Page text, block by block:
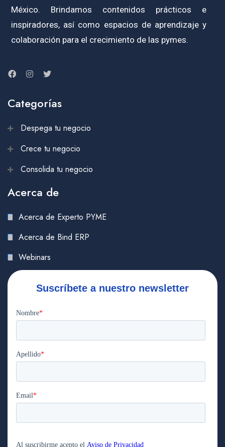
México. Brindamos contenidos prácticos e
inspiradores, así como espacios de aprendizaje y
colaboración para el crecimiento de las pymes.
Categorías
Despega tu negocio
Crece tu negocio
Consolida tu negocio
Acerca de
Acerca de Experto PYME
Acerca de Bind ERP
Webinars
Suscríbete a nuestro newsletter